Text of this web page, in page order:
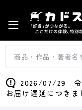
2026/07/29 令
お届け遅延につきま